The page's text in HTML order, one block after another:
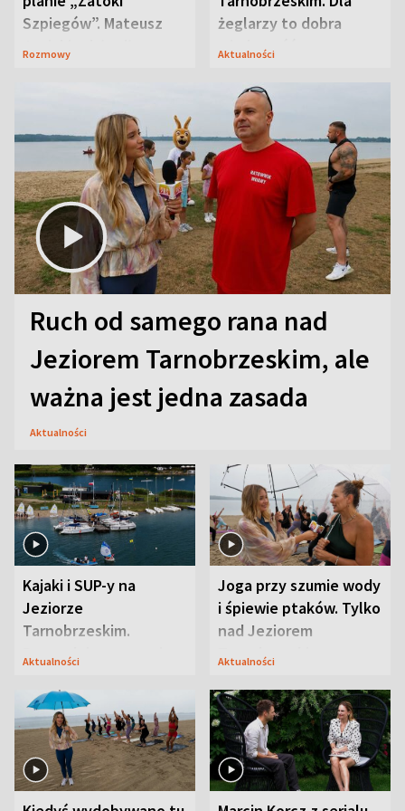
Szpiegów”. Mateusz
Janicki odsłonił
Rozmowy
żeglarzy to dobra
wiadomość
Aktualności
Ruch od samego rana nad
Jeziorem Tarnobrzeskim, ale
ważna jest jedna zasada
Aktualności
Kajaki i SUP-y na
Jeziorze
Tarnobrzeskim.
Przyrodnicy zwracają
Aktualności
Joga przy szumie wody
i śpiewie ptaków. Tylko
nad Jeziorem
Tarnobrzeskim
Aktualności